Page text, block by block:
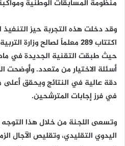
منظومة المسابقات الوطنية
وقد دخلت هذه التجربة حيز
اكتتاب 289 معلماً لصالح وزارة
حيث طبقت التقنية الجديدة في
أسئلة الاختيار من متعدد. وأوضحت
دقة عالية في النتائج ويحقق أعلى
في فرز إجابات المترشحين.
وتسعى اللجنة من خلال هذا
اليدوي التقليدي، وتقليص الآجال